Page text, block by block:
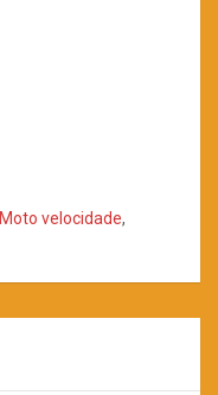
Moto velocidade,